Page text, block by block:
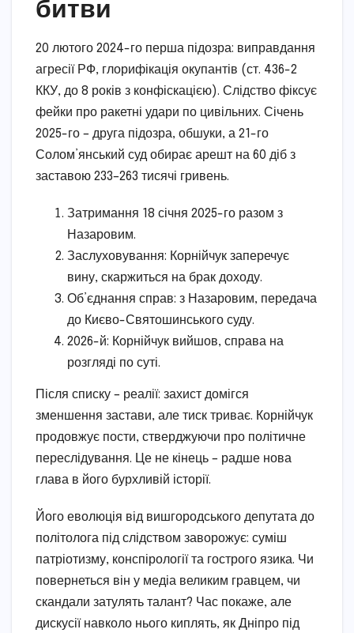
битви
20 лютого 2024-го перша підозра: виправдання
агресії РФ, глорифікація окупантів (ст. 436-2
ККУ, до 8 років з конфіскацією). Слідство фіксує
фейки про ракетні удари по цивільних. Січень
2025-го – друга підозра, обшуки, а 21-го
Солом’янський суд обирає арешт на 60 діб з
заставою 233–263 тисячі гривень.
Затримання 18 січня 2025-го разом з
Назаровим.
Заслуховування: Корнійчук заперечує
вину, скаржиться на брак доходу.
Об’єднання справ: з Назаровим, передача
до Києво-Святошинського суду.
2026-й: Корнійчук вийшов, справа на
розгляді по суті.
Після списку – реалії: захист домігся
зменшення застави, але тиск триває. Корнійчук
продовжує пости, стверджуючи про політичне
переслідування. Це не кінець – радше нова
глава в його бурхливій історії.
Його еволюція від вишгородського депутата до
політолога під слідством заворожує: суміш
патріотизму, конспірології та гострого язика. Чи
повернеться він у медіа великим гравцем, чи
скандали затулять талант? Час покаже, але
дискусії навколо нього киплять, як Дніпро під